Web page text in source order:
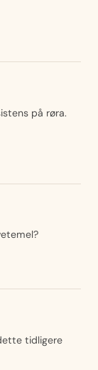
på røra.
tidligere